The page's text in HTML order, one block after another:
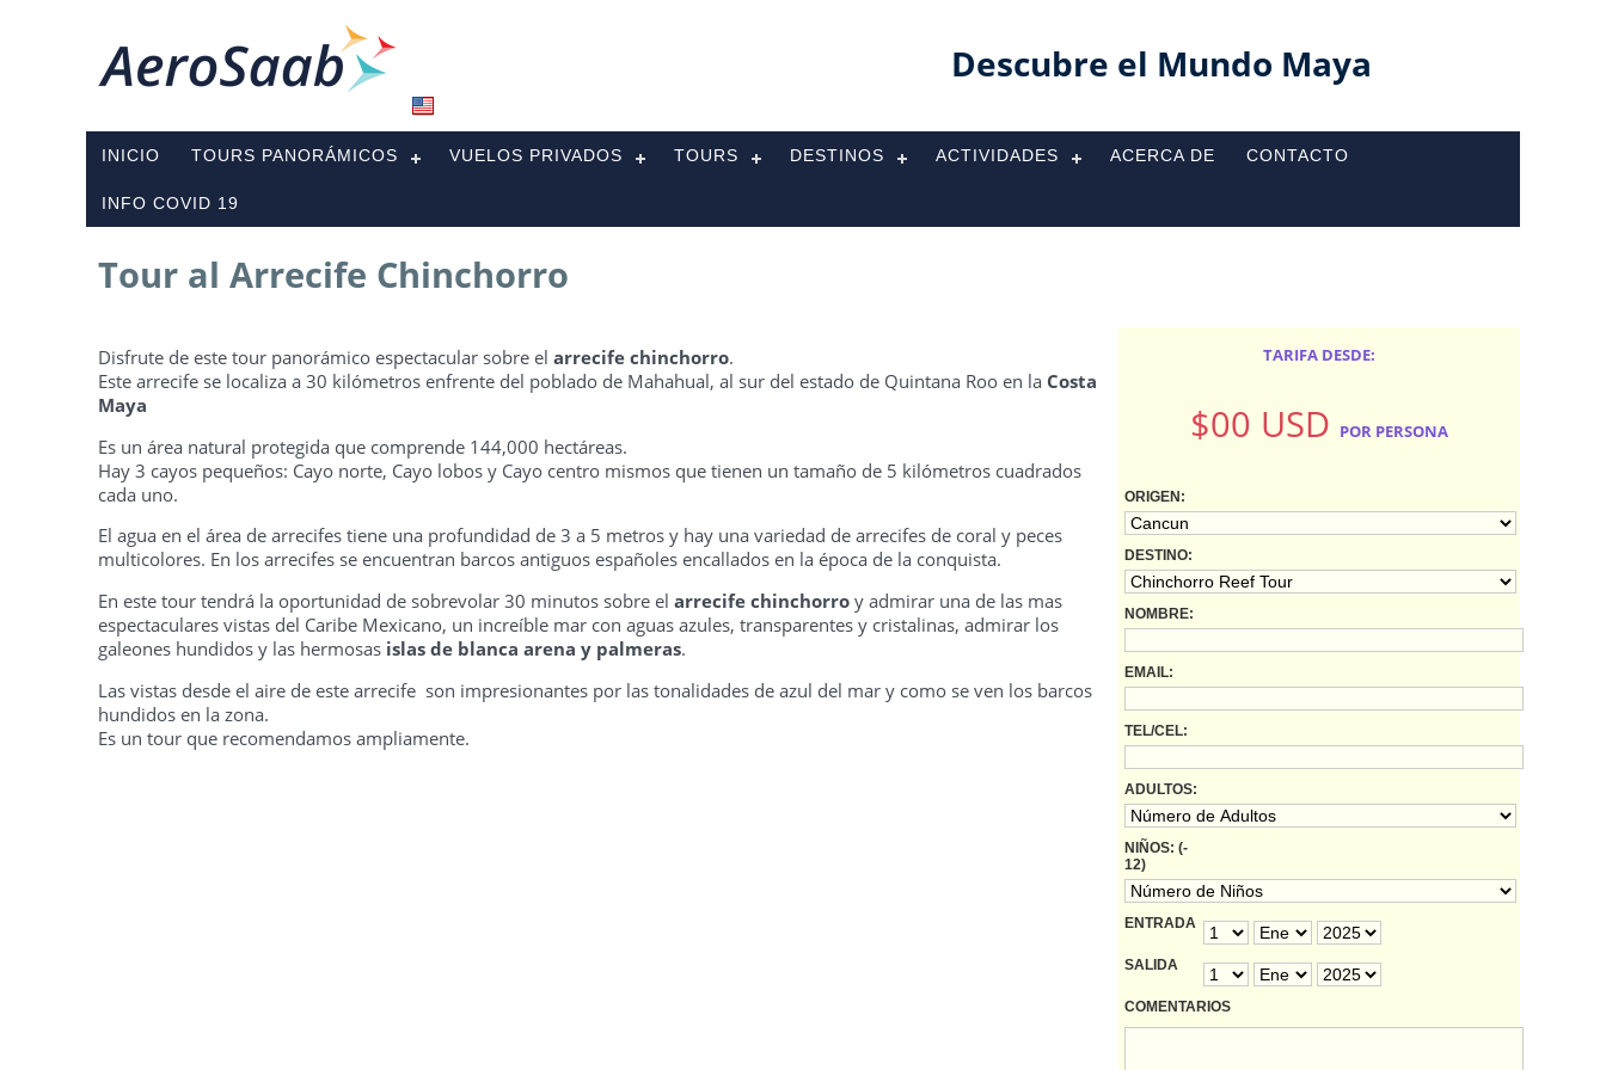
Descubre el Mundo Maya
INICIO TOURS PANORÁMICOS VUELOS PRIVADOS TOURS DESTINOS ACTIVIDADES ACERCA DE CONTACTO
INFO COVID 19
Tour al Arrecife Chinchorro
Disfrute de este tour panorámico espectacular sobre el arrecife chinchorro.
Este arrecife se localiza a 30 kilómetros enfrente del poblado de Mahahual, al sur del estado de Quintana Roo en la Costa
Maya
Es un área natural protegida que comprende 144,000 hectáreas.
Hay 3 cayos pequeños: Cayo norte, Cayo lobos y Cayo centro mismos que tienen un tamaño de 5 kilómetros cuadrados
cada uno.
El agua en el área de arrecifes tiene una profundidad de 3 a 5 metros y hay una variedad de arrecifes de coral y peces
multicolores. En los arrecifes se encuentran barcos antiguos españoles encallados en la época de la conquista.
En este tour tendrá la oportunidad de sobrevolar 30 minutos sobre el arrecife chinchorro y admirar una de las mas
espectaculares vistas del Caribe Mexicano, un increíble mar con aguas azules, transparentes y cristalinas, admirar los
galeones hundidos y las hermosas islas de blanca arena y palmeras.
Las vistas desde el aire de este arrecife son impresionantes por las tonalidades de azul del mar y como se ven los barcos
hundidos en la zona.
Es un tour que recomendamos ampliamente.
TARIFA DESDE:
$00 USD POR PERSONA
ORIGEN:
DESTINO:
NOMBRE:
EMAIL:
TEL/CEL:
ADULTOS:
NIÑOS: (-
12)
ENTRADA
SALIDA
COMENTARIOS